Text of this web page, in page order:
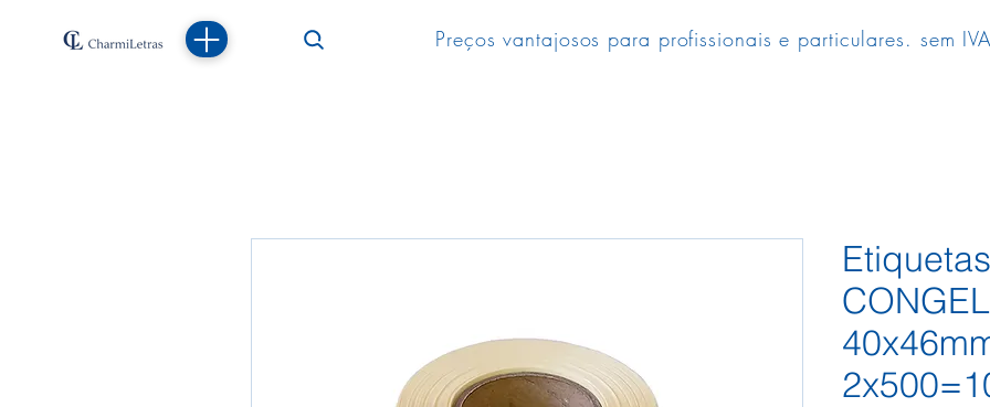
Preços vantajosos para profissionais e particulares. sem